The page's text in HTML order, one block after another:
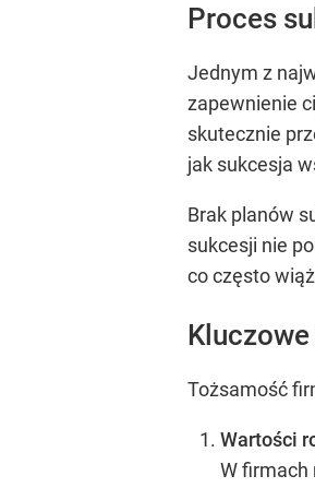
Proces
Jednym z
zapewnienie
skutecznie
jak sukcesja
Brak planów
sukcesji nie
co często
Tożsamość
Wartości
W firmach